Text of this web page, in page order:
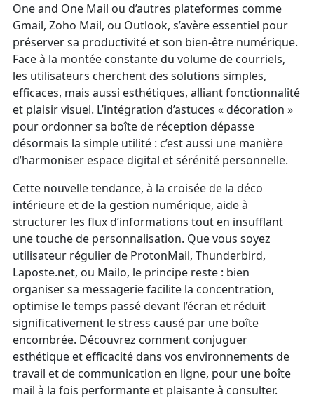
One and One Mail ou d’autres plateformes comme
Gmail, Zoho Mail, ou Outlook, s’avère essentiel pour
préserver sa productivité et son bien-être numérique.
Face à la montée constante du volume de courriels,
les utilisateurs cherchent des solutions simples,
efficaces, mais aussi esthétiques, alliant fonctionnalité
et plaisir visuel. L’intégration d’astuces « décoration »
pour ordonner sa boîte de réception dépasse
désormais la simple utilité : c’est aussi une manière
d’harmoniser espace digital et sérénité personnelle.
Cette nouvelle tendance, à la croisée de la déco
intérieure et de la gestion numérique, aide à
structurer les flux d’informations tout en insufflant
une touche de personnalisation. Que vous soyez
utilisateur régulier de ProtonMail, Thunderbird,
Laposte.net, ou Mailo, le principe reste : bien
organiser sa messagerie facilite la concentration,
optimise le temps passé devant l’écran et réduit
significativement le stress causé par une boîte
encombrée. Découvrez comment conjuguer
esthétique et efficacité dans vos environnements de
travail et de communication en ligne, pour une boîte
mail à la fois performante et plaisante à consulter.